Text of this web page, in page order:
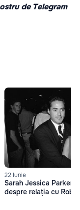
de Telegram
22 Iunie
Sarah Jessica Parker,
despre relația cu